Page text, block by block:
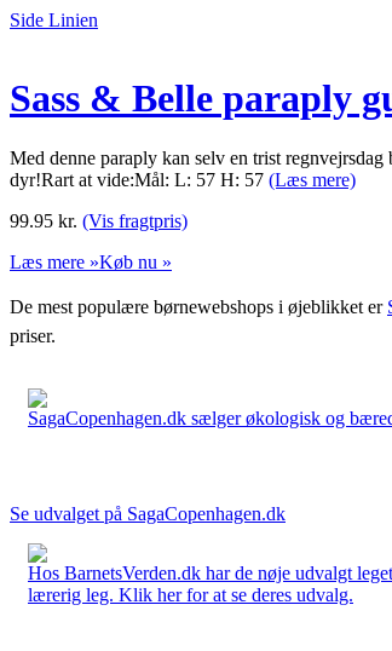
Side Linien
Sass & Belle paraply
Med denne paraply kan selv en trist
dyr!Rart at vide:Mål: L: 57 H: 57 (Læs mere)
99.95 kr. (Vis fragtpris)
Læs mere »Køb nu »
De mest populære børnewebshops i øjeblikket er
priser.
SagaCopenhagen.dk sælger økologisk og
Se udvalget på SagaCopenhagen.dk
Hos BarnetsVerden.dk har de nøje udvalgt
lærerig leg. Klik her for at se deres udvalg.